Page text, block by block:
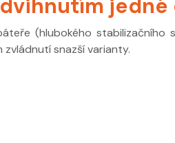
(hlubokého stabilizačního
snazší varianty.